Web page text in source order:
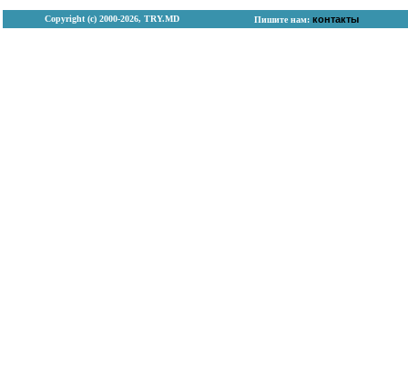
Copyright (с) 2000-2026, TRY.MD Пишите нам: контакты